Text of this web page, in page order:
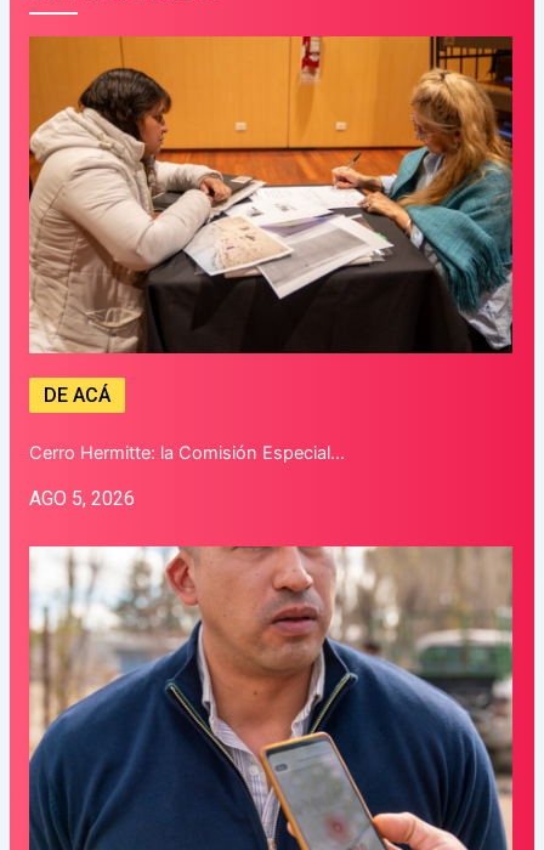
DE ACÁ
Cerro Hermitte: la Comisión Especial…
AGO 5, 2026